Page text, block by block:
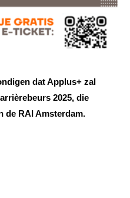
dat Applus+ zal
2025, die
de RAI Amsterdam.